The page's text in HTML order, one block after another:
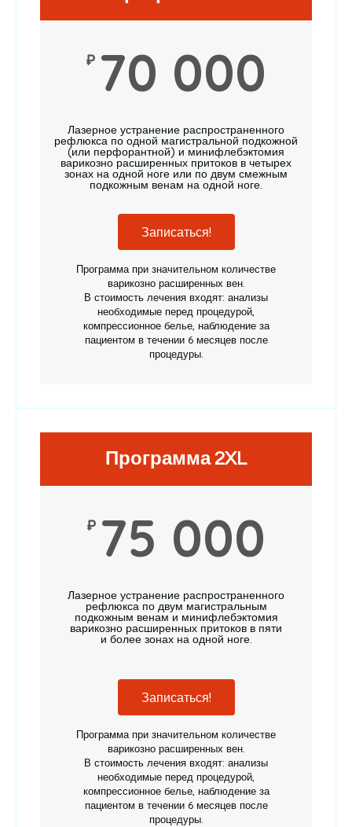
₽ 70 000
Лазерное устранение распространенного
рефлюкса по одной магистральной подкожной
(или перфорантной) и минифлебэктомия
варикозно расширенных притоков в четырех
зонах на одной ноге или по двум смежным
подкожным венам на одной ноге.
Записаться!
Программа при значительном количестве
варикозно расширенных вен.
В стоимость лечения входят: анализы
необходимые перед процедурой,
компрессионное белье, наблюдение за
пациентом в течении 6 месяцев после
процедуры.
Программа 2XL
₽ 75 000
Лазерное устранение распространенного
рефлюкса по двум магистральным
подкожным венам и минифлебэктомия
варикозно расширенных притоков в пяти
и более зонах на одной ноге.
Записаться!
Программа при значительном количестве
варикозно расширенных вен.
В стоимость лечения входят: анализы
необходимые перед процедурой,
компрессионное белье, наблюдение за
пациентом в течении 6 месяцев после
процедуры.